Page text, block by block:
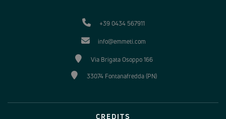
+39 0434 567911
info@emmeti.com
Via Brigata Osoppo 166
33074 Fontanafredda (PN)
CREDITS